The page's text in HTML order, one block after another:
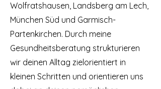
Wolfratshausen, Landsberg am Lech,
München Süd und Garmisch-
Partenkirchen. Durch meine
Gesundheitsberatung strukturieren
wir deinen Alltag zielorientiert in
kleinen Schritten und orientieren uns